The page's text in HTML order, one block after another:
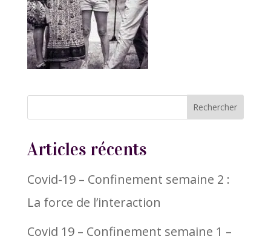
Articles récents
Covid-19 – Confinement semaine 2 :
La force de l’interaction
Covid 19 – Confinement semaine 1 –